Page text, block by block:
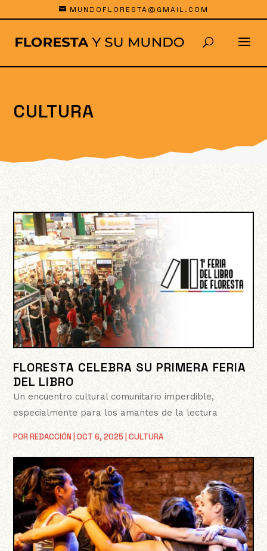
MUNDOFLORESTA@GMAIL.COM
CULTURA
FLORESTA CELEBRA SU PRIMERA FERIA
DEL LIBRO
PORREDACCIÓN |OCT 6, 2025 |CULTURA
Un encuentro cultural comunitario imperdible,
especialmente para los amantes de la lectura